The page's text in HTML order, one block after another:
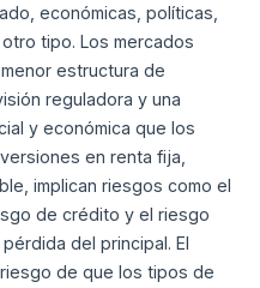
económicas, políticas,
tipo. Los mercados
estructura de
reguladora y una
y económica que los
en renta fija,
implican riesgos como el
de crédito y el riesgo
del principal. El
de que los tipos de